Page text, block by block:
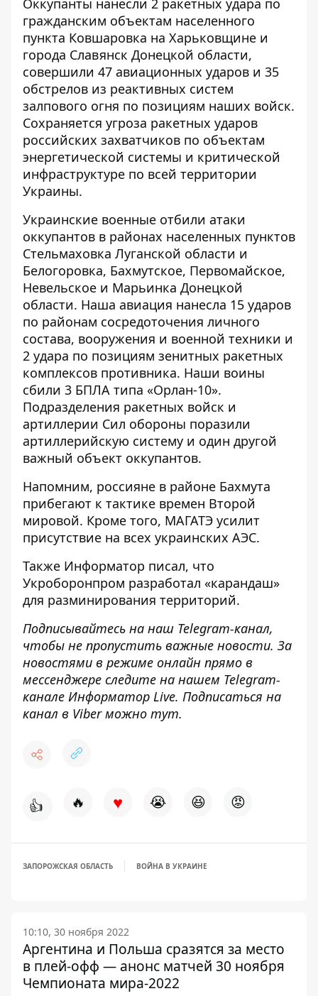
Оккупанты нанесли 2 ракетных удара по
гражданским объектам населенного
пункта Ковшаровка на Харьковщине и
города Славянск Донецкой области,
совершили 47 авиационных ударов и 35
обстрелов из реактивных систем
залпового огня по позициям наших войск.
Сохраняется угроза ракетных ударов
российских захватчиков по объектам
энергетической системы и критической
инфраструктуре по всей территории
Украины.
Украинские военные отбили атаки
оккупантов в районах населенных пунктов
Стельмаховка Луганской области и
Белогоровка, Бахмутское, Первомайское,
Невельское и Марьинка Донецкой
области. Наша авиация нанесла 15 ударов
по районам сосредоточения личного
состава, вооружения и военной техники и
2 удара по позициям зенитных ракетных
комплексов противника. Наши воины
сбили 3 БПЛА типа «Орлан-10».
Подразделения ракетных войск и
артиллерии Сил обороны поразили
артиллерийскую систему и один другой
важный объект оккупантов.
Напомним, россияне в районе Бахмута
прибегают к тактике времен Второй
мировой. Кроме того, МАГАТЭ усилит
присутствие на всех украинских АЭС.
Также Информатор писал, что
Укроборонпром разработал «карандаш»
для разминирования территорий.
Подписывайтесь на наш Telegram-канал,
чтобы не пропустить важные новости. За
новостями в режиме онлайн прямо в
мессенджере следите на нашем Telegram-
канале Информатор Live. Подписаться на
канал в Viber можно тут.
👍 🔥 ♥ 😭 😆 😡
ЗАПОРОЖСКАЯ ОБЛАСТЬ ВОЙНА В УКРАИНЕ
10:10, 30 ноября 2022
Аргентина и Польша сразятся за место
в плей-офф — анонс матчей 30 ноября
Чемпионата мира-2022